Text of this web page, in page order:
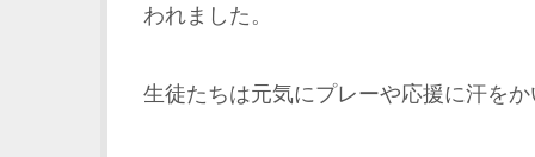
われました。
生徒たちは元気にプレーや応援に汗を